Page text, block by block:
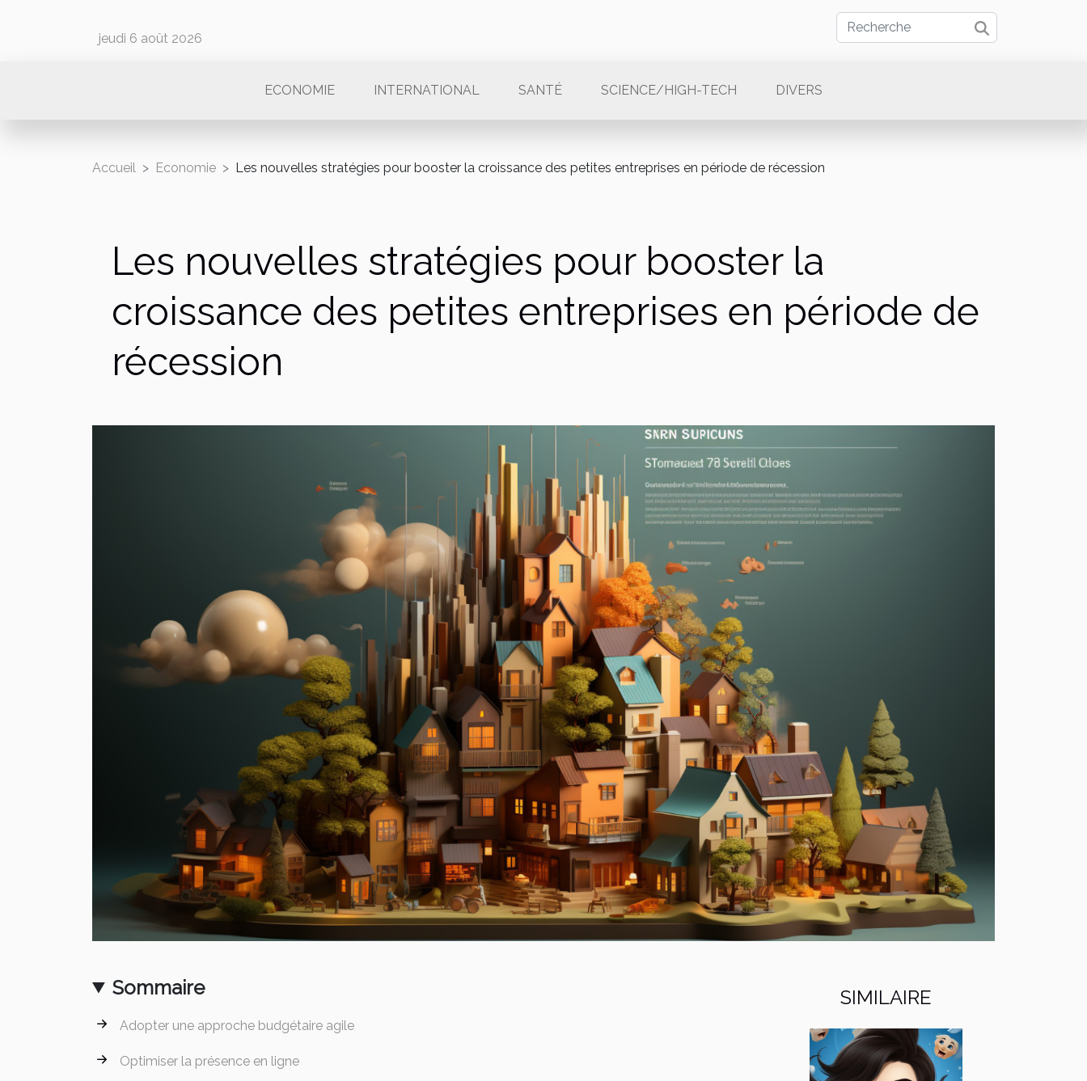
jeudi 6 août 2026
ECONOMIE INTERNATIONAL SANTÉ SCIENCE/HIGH-TECH DIVERS
Accueil Economie Les nouvelles stratégies pour booster la croissance des petites entreprises en période de récession
Les nouvelles stratégies pour booster la
croissance des petites entreprises en période de
récession
Sommaire
Adopter une approche budgétaire agile
Optimiser la présence en ligne
SIMILAIRE